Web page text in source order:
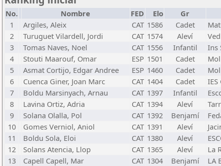
No. Nombre FED Elo
Gr
1
Argiles, Aleix CAT 1586 Cadet
2
Turuguet Vilardell, Jordi CAT 1574 Aleví
3
Tomas Naves, Noel CAT 1556 Infantil
Ins
4
Stouti Maarouf, Omar ESP 1501 Cadet
5
Asmat Cortijo, Edgar Andree ESP 1460 Cadet
6
Cuenca Giner, Joan Marc CAT 1404 Cadet
7
Boldu Marsinyach, Arnau CAT 1397 Infantil
8
Lavina Ortiz, Adria CAT 1394 Aleví
9
Solana Olalla, Pol CAT 1392 Benjamí
10
Gomes Verniol, Aniol CAT 1391 Aleví
11
Boldu Sola, Eloi CAT 1380 Aleví
12
Solans Atencia, Llop CAT 1365 Aleví
La
13
Capell Capell, Mar CAT 1304 Benjamí
LA